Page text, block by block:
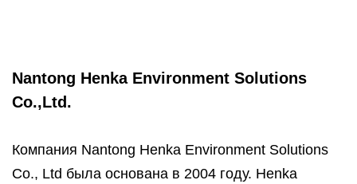
Nantong Henka Environment Solutions
Co.,Ltd.
Компания Nantong Henka Environment Solutions
Co., Ltd была основана в 2004 году. Henka